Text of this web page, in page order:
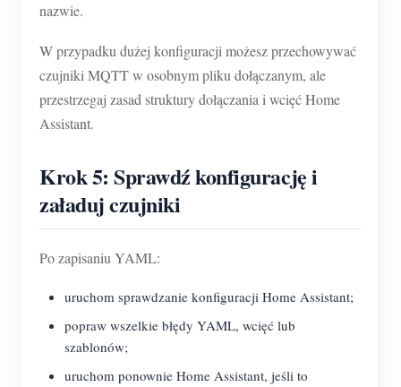
nazwie.
W przypadku dużej konfiguracji możesz przechowywać
czujniki MQTT w osobnym pliku dołączanym, ale
przestrzegaj zasad struktury dołączania i wcięć Home
Assistant.
Krok 5: Sprawdź konfigurację i
załaduj czujniki
Po zapisaniu YAML:
uruchom sprawdzanie konfiguracji Home Assistant;
popraw wszelkie błędy YAML, wcięć lub
szablonów;
uruchom ponownie Home Assistant, jeśli to